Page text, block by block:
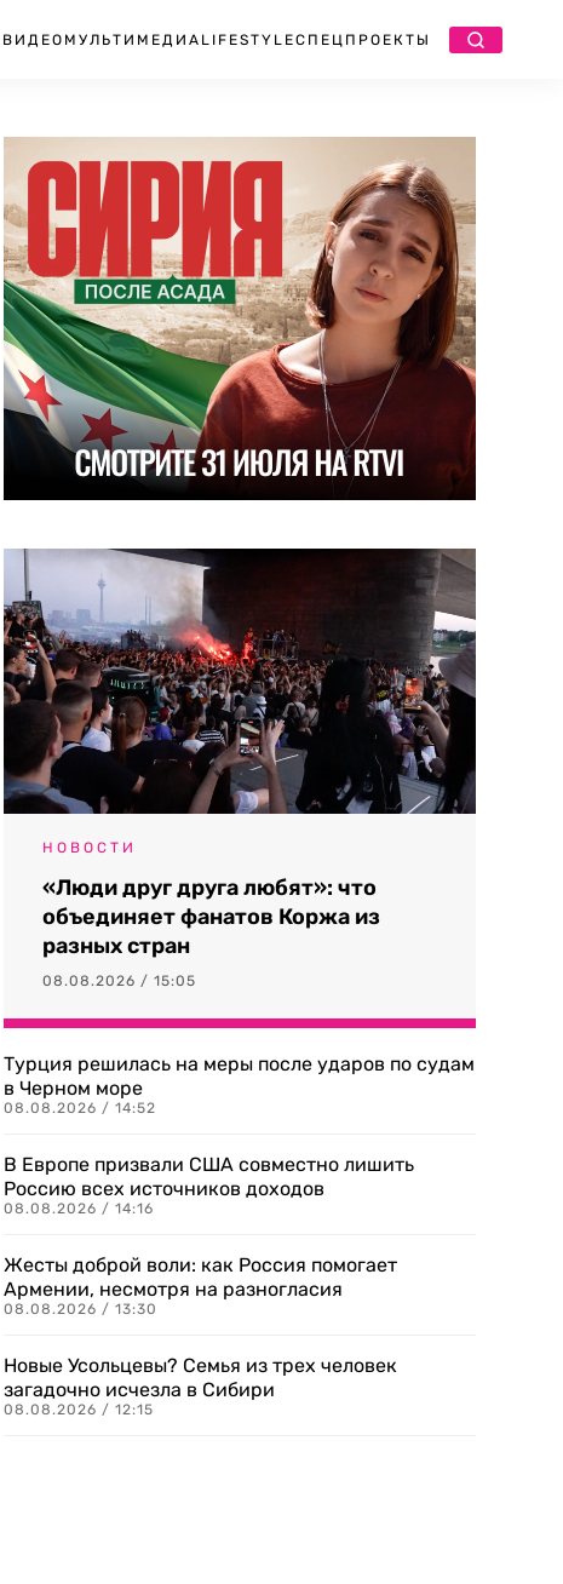
ВИДЕО МУЛЬТИМЕДИА LIFESTYLEСПЕЦПРОЕКТЫ
НОВОСТИ
«Люди друг друга любят»: что
объединяет фанатов Коржа из
разных стран
08.08.2026 / 15:05
Турция решилась на меры после ударов по судам
в Черном море
08.08.2026 / 14:52
В Европе призвали США совместно лишить
Россию всех источников доходов
08.08.2026 / 14:16
Жесты доброй воли: как Россия помогает
Армении, несмотря на разногласия
08.08.2026 / 13:30
Новые Усольцевы? Семья из трех человек
загадочно исчезла в Сибири
08.08.2026 / 12:15